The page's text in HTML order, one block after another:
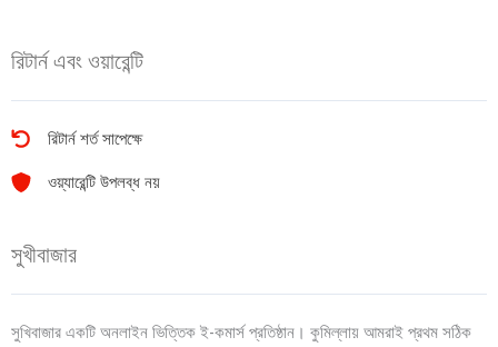
রিটার্ন এবং ওয়ারেন্টি
রিটার্ন শর্ত সাপেক্ষে
ওয়্যারেন্টি উপলব্ধ নয়
সুখীবাজার
সুখিবাজার একটি অনলাইন ভিত্তিক ই-কমার্স প্রতিষ্ঠান। কুমিল্লায় আমরাই প্রথম সঠিক